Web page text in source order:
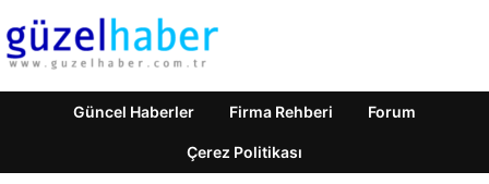
Güncel Haberler Firma Rehberi Forum
Çerez Politikası